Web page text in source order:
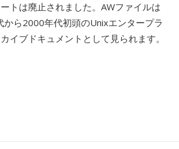
トは廃止されました。AWファイルは
ら2000年代初頭のUnixエンタープラ
イブドキュメントとして見られます。